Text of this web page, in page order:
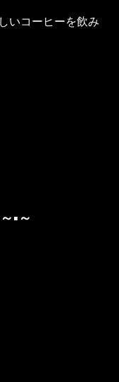
いコーヒーを飲み
▪～